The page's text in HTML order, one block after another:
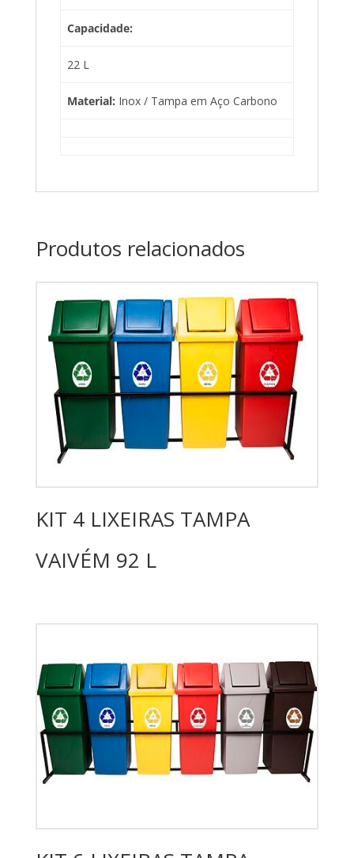
Capacidade:
22 L
Material: Inox / Tampa em Aço Carbono
Produtos relacionados
KIT 4 LIXEIRAS TAMPA
VAIVÉM 92 L